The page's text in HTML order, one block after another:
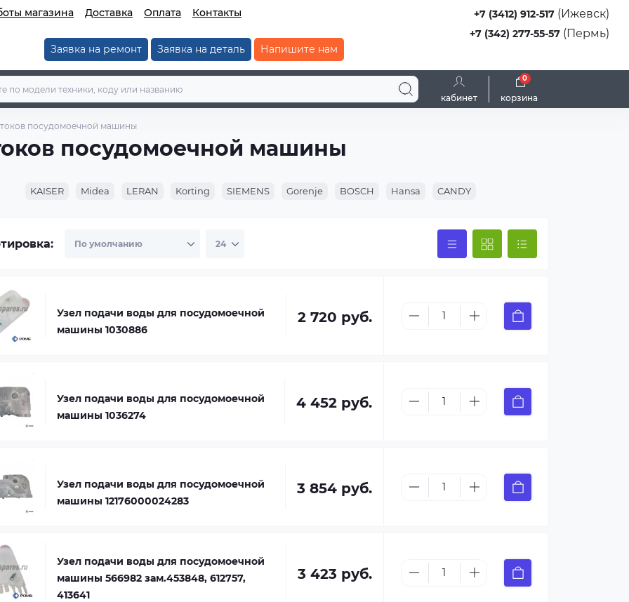
магазина Доставка Оплата Контакты
Заявка на ремонт Заявка на деталь Напишите нам
+7 (3412) 912-517 (Ижевск)
+7 (342) 277-55-57 (Пермь)
кабинет корзина
0
посудомоечной машины
посудомоечной машины
KAISER Midea LERAN Korting SIEMENS Gorenje BOSCH Hansa CANDY
Узел подачи воды для посудомоечной
машины 1030886
2 720 руб.
Узел подачи воды для посудомоечной
машины 1036274
4 452 руб.
Узел подачи воды для посудомоечной
машины 12176000024283
3 854 руб.
Узел подачи воды для посудомоечной
машины 566982 зам.453848, 612757,
413641
3 423 руб.